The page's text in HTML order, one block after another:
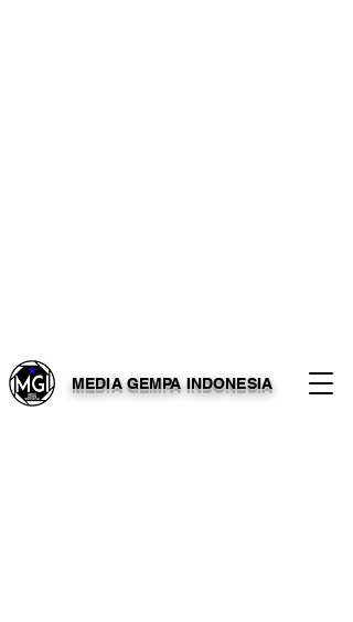
MEDIA GEMPA INDONESIA